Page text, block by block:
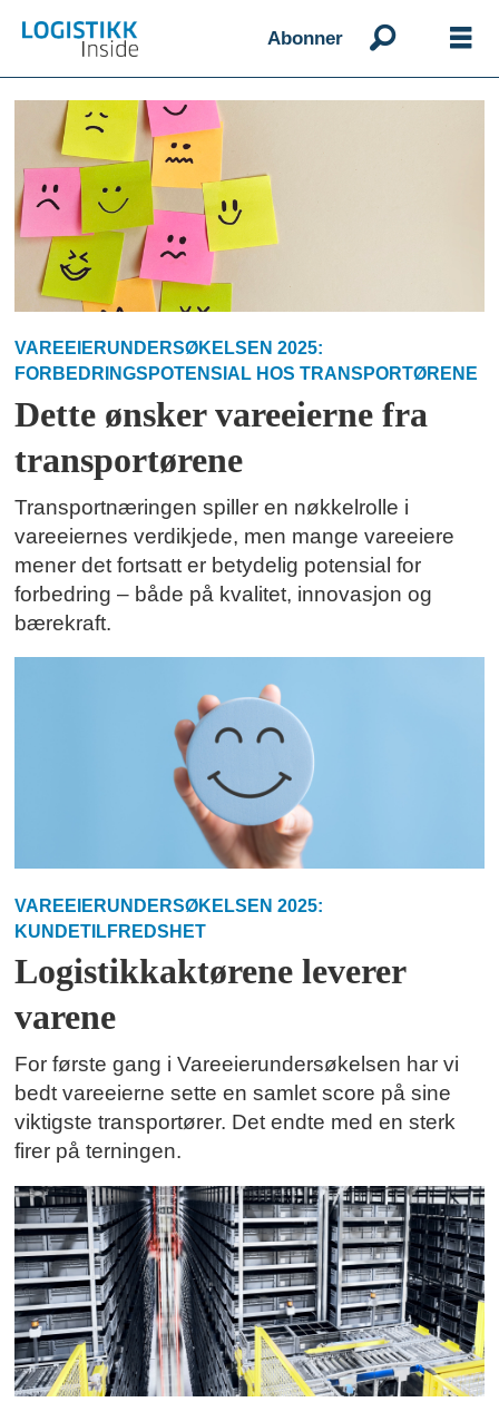
Abonner
Emne:
vareeierundersøkelsen
2025
VAREEIERUNDERSØKELSEN 2025:
FORBEDRINGSPOTENSIAL HOS TRANSPORTØRENE
Dette ønsker vareeierne fra
transportørene
Transportnæringen spiller en nøkkelrolle i
vareeiernes verdikjede, men mange vareeiere
mener det fortsatt er betydelig potensial for
forbedring – både på kvalitet, innovasjon og
bærekraft.
VAREEIERUNDERSØKELSEN 2025:
KUNDETILFREDSHET
Logistikkaktørene leverer
varene
For første gang i Vareeierundersøkelsen har vi
bedt vareeierne sette en samlet score på sine
viktigste transportører. Det endte med en sterk
firer på terningen.